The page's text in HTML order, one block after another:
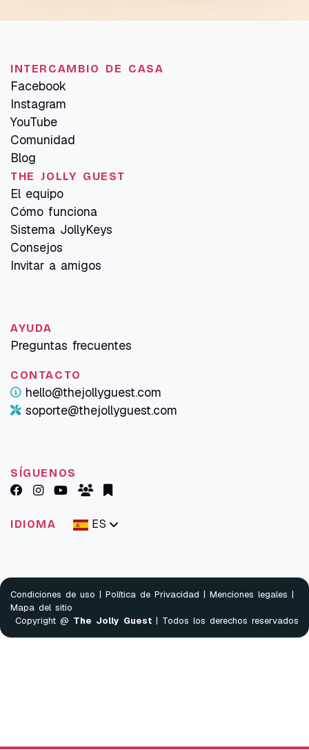
INTERCAMBIO DE CASA
Facebook
Instagram
YouTube
Comunidad
Blog
THE JOLLY GUEST
El equipo
Cómo funciona
Sistema JollyKeys
Consejos
Invitar a amigos
AYUDA
Preguntas frecuentes
CONTACTO
hello@thejollyguest.com
soporte@thejollyguest.com
SÍGUENOS
IDIOMA ES
Condiciones de uso | Política de Privacidad | Menciones legales |
Mapa del sitio
Copyright @ The Jolly Guest | Todos los derechos reservados